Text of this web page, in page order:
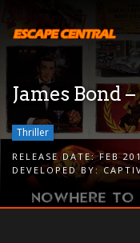
James Bond
Thriller
RELEASE DATE:FEB
DEVELOPED BY: